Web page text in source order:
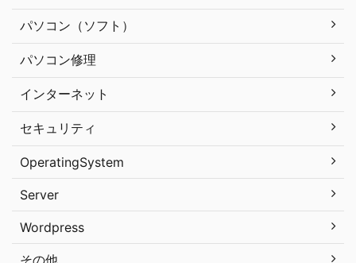
パソコン（ソフト）
パソコン修理
インターネット
セキュリティ
OperatingSystem
Server
Wordpress
その他